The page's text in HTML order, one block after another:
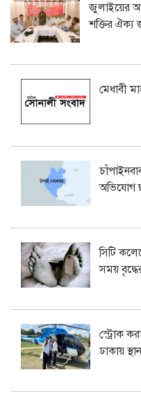
জুলাইয়ের
শক্তির ঐক্য
মেধাবী
অভিযোগ
সিটি
সময়
স্ট্রোক
ঢাকায়